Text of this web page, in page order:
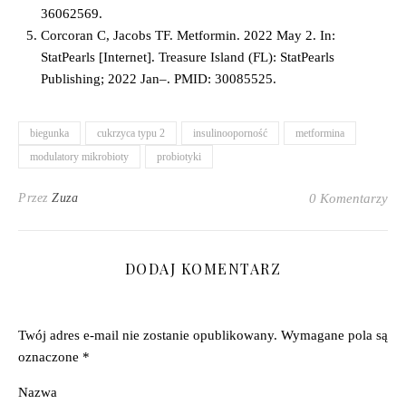
36062569.
Corcoran C, Jacobs TF. Metformin. 2022 May 2. In:
StatPearls [Internet]. Treasure Island (FL): StatPearls
Publishing; 2022 Jan–. PMID: 30085525.
biegunka cukrzyca typu 2 insulinooporność
metformina
modulatory mikrobioty
probiotyki
Przez Zuza 0 Komentarzy
DODAJ KOMENTARZ
Twój adres e-mail nie zostanie opublikowany. Wymagane pola są
oznaczone *
Nazwa